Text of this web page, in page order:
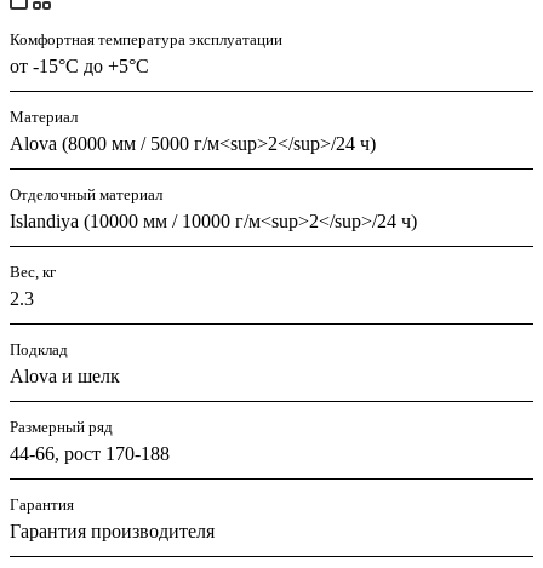
Комфортная температура эксплуатации
от -15°С до +5°С
Материал
Alova (8000 мм / 5000 г/м<sup>2</sup>/24 ч)
Отделочный материал
Islandiya (10000 мм / 10000 г/м<sup>2</sup>/24 ч)
Вес, кг
2.3
Подклад
Alova и шелк
Размерный ряд
44-66, рост 170-188
Гарантия
Гарантия производителя